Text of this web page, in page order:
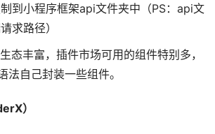
到小程序框架api文件夹中（PS：api文
求路径）
态丰富，插件市场可用的组件特别多，
法自己封装一些组件。
）